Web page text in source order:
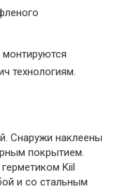
технологиям.
Снаружи наклеены
покрытием.
Kiil
и со стальным